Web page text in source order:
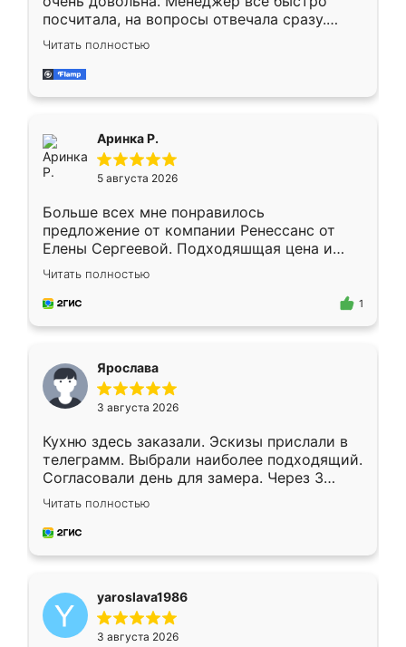
посчитала, на вопросы отвечала сразу.
Замерщик приехал в субботу, подошёл к
делу со всей ответственностью. Собрали
за день, ребята работали аккуратно, даже
Читать полностью
Аринка Р.
5 августа 2026
Больше всех мне понравилось
предложение от компании Ренессанс от
Елены Сергеевой. Подходяшщая цена и
короткие сроки изготовления. Приехавший
для замера сотрудник Владислав
предложил по моему эскизу самый
Читать полностью
1
Ярослава
3 августа 2026
Кухню здесь заказали. Эскизы прислали в
телеграмм. Выбрали наиболее подходящий.
Согласовали день для замера. Через 3
недели кухня была уже готова. Остались
довольны работой. Спасибо Ренессанс
мебель за качественную работу!
Читать полностью
yaroslava1986
3 августа 2026